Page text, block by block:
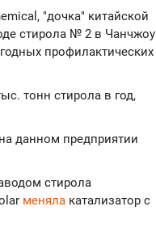
"дочка" китайской
стирола № 2 в Чанчжоу
профилактических
тонн стирола в год,
данном предприятии
стирола
меняла катализатор с